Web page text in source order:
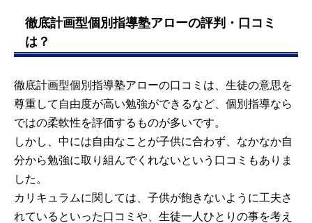
徹底計画型個別指導塾アローの評判・口コミ
は？
徹底計画型個別指導塾アローの口コミは、生徒の意思を
尊重して自由度が高い勉強ができるなど、個別指導なら
ではの柔軟性を評価するものが多いです。
しかし、中には自由なことが子供に合わず、なかなか自
分から勉強に取り組んでくれないという口コミもありま
した。
カリキュラムに関しては、子供が飽きないように工夫さ
れているといった口コミや、生徒一人ひとりの事を考え